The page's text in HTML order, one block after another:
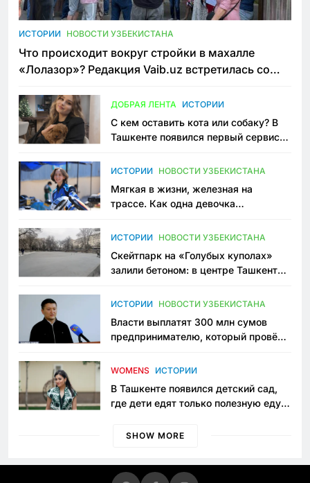
ИСТОРИИ НОВОСТИ УЗБЕКИСТАНА
Что происходит вокруг стройки в махалле
«Лолазор»? Редакция Vaib.uz встретилась со
ДОБРАЯ ЛЕНТА ИСТОРИИ
С кем оставить кота или собаку? В
Ташкенте появился первый сервис
ИСТОРИИ НОВОСТИ УЗБЕКИСТАНА
Мягкая в жизни, железная на
трассе. Как одна девочка
Узбекистане
ИСТОРИИ НОВОСТИ УЗБЕКИСТАНА
Скейтпарк на «Голубых куполах»
залили бетоном: в центре Ташкента
пространство
ИСТОРИИ НОВОСТИ УЗБЕКИСТАНА
Власти выплатят 300 млн сумов
предпринимателю, который провёл
приговору
WOMENS ИСТОРИИ
В Ташкенте появился детский сад,
где дети едят только полезную еду.
просить «кашу без сахара»
SHOW MORE